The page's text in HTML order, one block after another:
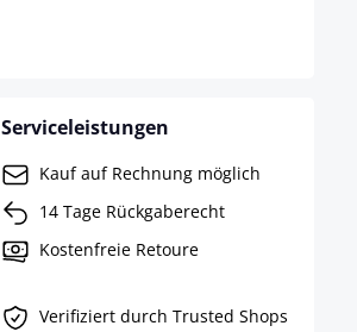
Serviceleistungen
Kauf auf Rechnung möglich
14 Tage Rückgaberecht
Kostenfreie Retoure
Verifiziert durch Trusted Shops